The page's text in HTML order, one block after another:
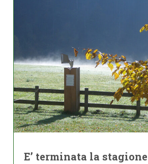
E’ terminata la